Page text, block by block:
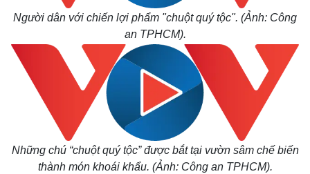
Thế giới
Quan sát
Cuộc sống đó đây
Hồ sơ
Multimedia
Ảnh
E-Magazine
Infographic
Người dân với chiến lợi phẩm "chuột quý tộc". (Ảnh: Công
an TPHCM).
Những chú “chuột quý tộc” được bắt tại vườn sâm chế biến
thành món khoái khẩu. (Ảnh: Công an TPHCM).